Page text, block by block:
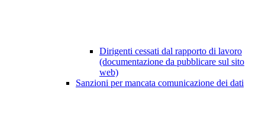
Dirigenti cessati dal rapporto di lavoro
(documentazione da pubblicare sul sito
web)
Sanzioni per mancata comunicazione dei dati